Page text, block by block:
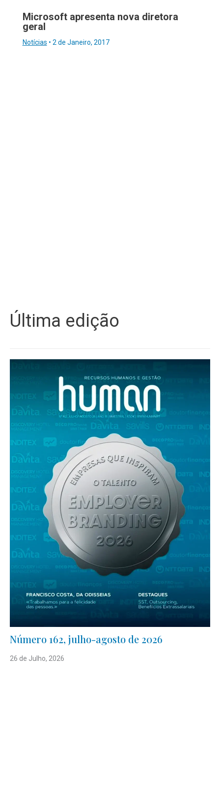
Microsoft apresenta nova diretora
geral
Notícias • 2 de Janeiro, 2017
Última edição
Número 162, julho-agosto de 2026
26 de Julho, 2026